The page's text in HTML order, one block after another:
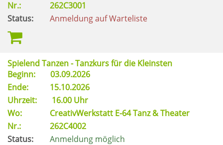
Nr.:
262C3001
Status:
Anmeldung auf Warteliste
Spielend Tanzen - Tanzkurs für die Kleinsten
Beginn:
03.09.2026
Ende:
15.10.2026
Uhrzeit:
16.00 Uhr
Wo:
CreativWerkstatt E-64 Tanz & Theater
Nr.:
262C4002
Status:
Anmeldung möglich